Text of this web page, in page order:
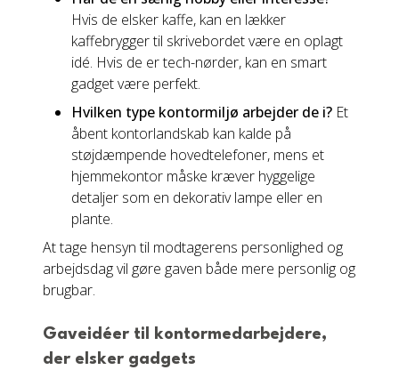
Hvis de elsker kaffe, kan en lækker
kaffebrygger til skrivebordet være en oplagt
idé. Hvis de er tech-nørder, kan en smart
gadget være perfekt.
Hvilken type kontormiljø arbejder de i? Et
åbent kontorlandskab kan kalde på
støjdæmpende hovedtelefoner, mens et
hjemmekontor måske kræver hyggelige
detaljer som en dekorativ lampe eller en
plante.
At tage hensyn til modtagerens personlighed og
arbejdsdag vil gøre gaven både mere personlig og
brugbar.
Gaveidéer til kontormedarbejdere,
der elsker gadgets